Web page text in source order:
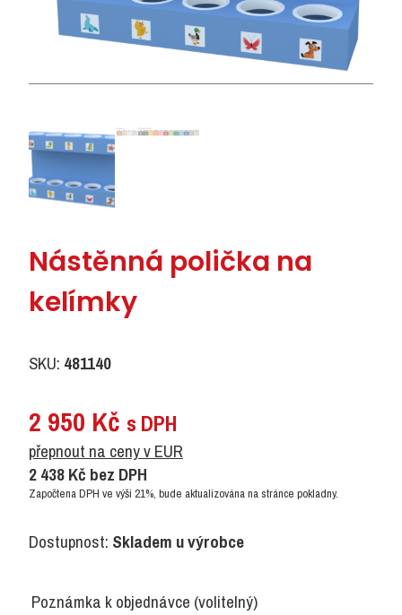
Nástěnná polička na
kelímky
SKU: 481140
2 950 Kč s DPH
přepnout na ceny v EUR
2 438Kč bez DPH
Započtena DPH ve výši 21%, bude aktualizována na stránce pokladny.
Dostupnost: Skladem u výrobce
Poznámka k objednávce (volitelný)